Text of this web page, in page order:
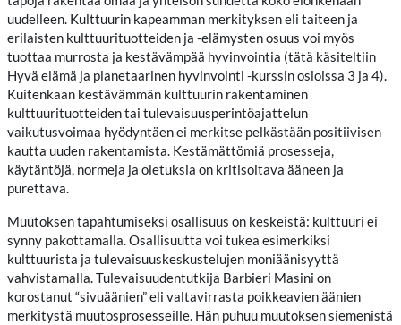
uudelleen. Kulttuurin kapeamman merkityksen eli taiteen ja
erilaisten kulttuurituotteiden ja -elämysten osuus voi myös
tuottaa murrosta ja kestävämpää hyvinvointia (tätä käsiteltiin
Hyvä elämä ja planetaarinen hyvinvointi -kurssin osioissa 3 ja 4).
Kuitenkaan kestävämmän kulttuurin rakentaminen
kulttuurituotteiden tai tulevaisuusperintöajattelun
vaikutusvoimaa hyödyntäen ei merkitse pelkästään positiivisen
kautta uuden rakentamista. Kestämättömiä prosesseja,
käytäntöjä, normeja ja oletuksia on kritisoitava ääneen ja
purettava.
Muutoksen tapahtumiseksi osallisuus on keskeistä: kulttuuri ei
synny pakottamalla. Osallisuutta voi tukea esimerkiksi
kulttuurista ja tulevaisuuskeskustelujen moniäänisyyttä
vahvistamalla. Tulevaisuudentutkija Barbieri Masini on
korostanut “sivuäänien” eli valtavirrasta poikkeavien äänien
merkitystä muutosprosesseille. Hän puhuu muutoksen siemenistä